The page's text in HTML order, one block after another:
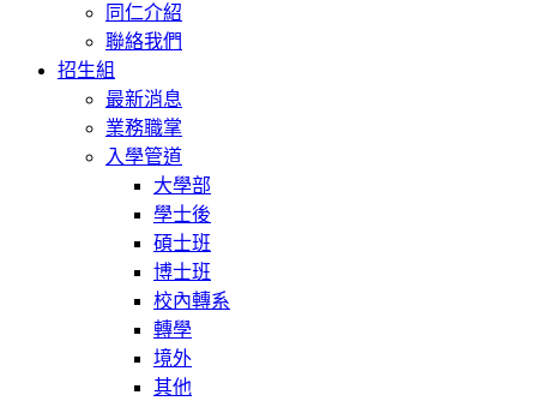
同仁介紹
聯絡我們
招生組
最新消息
業務職掌
入學管道
大學部
學士後
碩士班
博士班
校內轉系
轉學
境外
其他